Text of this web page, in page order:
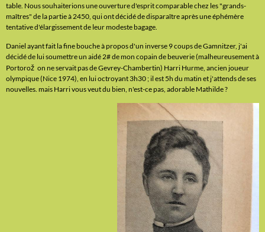
table. Nous souhaiterions une ouverture d'esprit comparable chez les "grands-
maîtres" de la partie à 2450, qui ont décidé de disparaître après une éphémère
tentative d'élargissement de leur modeste bagage.
Daniel ayant fait la fine bouche à propos d'un inverse 9 coups de Gamnitzer, j'ai
décidé de lui soumettre un aidé 2# de mon copain de beuverie (malheureusement à
Portorož on ne servait pas de Gevrey-Chambertin) Harri Hurme, ancien joueur
olympique (Nice 1974), en lui octroyant 3h30 ; il est 5h du matin et j'attends de ses
nouvelles. mais Harri vous veut du bien, n'est-ce pas, adorable Mathilde ?